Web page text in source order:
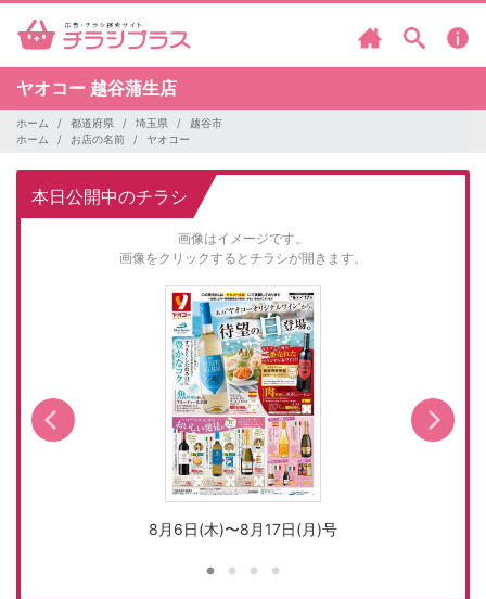
ヤオコー 越谷蒲生店
ホーム 都道府県 埼玉県
越谷市
ホーム
お店の名前 ヤオコー
本日公開中のチラシ
画像はイメージです。
画像をクリックするとチラシが開きます。
8月6日(木)〜8月17日(月)号